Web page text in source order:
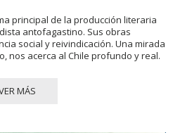
principal de la producción literaria
antofagastino. Sus obras
social y reivindicación. Una mirada
nos acerca al Chile profundo y real.
MÁS